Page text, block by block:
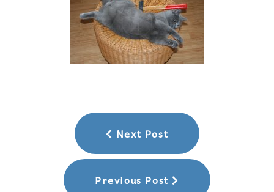
Next Post
Previous Post